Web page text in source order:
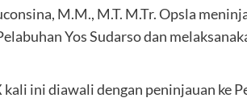
M.M., M.T. M.Tr. Opsla
Yos Sudarso dan
ini diawali dengan peninjauan ke